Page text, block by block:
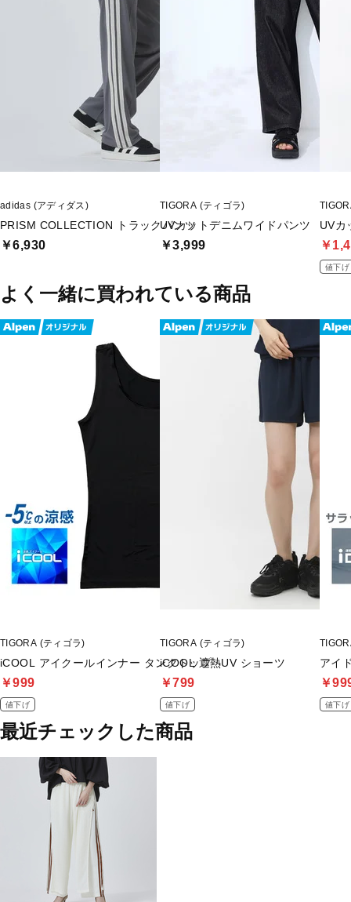
adidas (アディダス)
PRISM COLLECTION トラックパンツ
￥6,930
TIGORA (ティゴラ)
UVカットデニムワイドパンツ
￥3,999
UVカ
￥
値下げ
よく一緒に買われている商品
TIGORA (ティゴラ)
iCOOL アイクールインナー タンクトップ
￥999
値下げ
TIGORA (ティゴラ)
iCOOL 遮熱UV ショーツ
￥799
値下げ
アイ
￥
値下げ
最近チェックした商品